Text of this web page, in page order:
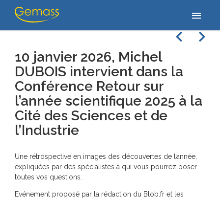
menu
Accueil/Actualités
dans la Conférence Retour sur l’année scientifique 2025 à…
navigate_beforenavigate_next
10 janvier 2026, Michel
DUBOIS intervient dans la
Conférence Retour sur
l’année scientifique 2025 à la
Cité des Sciences et de
l’Industrie
Une rétrospective en images des découvertes de l’année,
expliquées par des spécialistes à qui vous pourrez poser
toutes vos questions.
Evénement proposé par la rédaction du Blob.fr et les